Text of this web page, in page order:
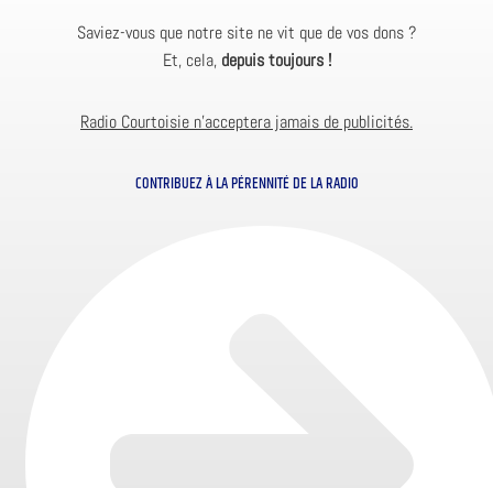
Saviez-vous que notre site ne vit que de vos dons ?
Et, cela, depuis toujours !
Radio Courtoisie n’acceptera jamais de publicités.
CONTRIBUEZ À LA PÉRENNITÉ DE LA RADIO